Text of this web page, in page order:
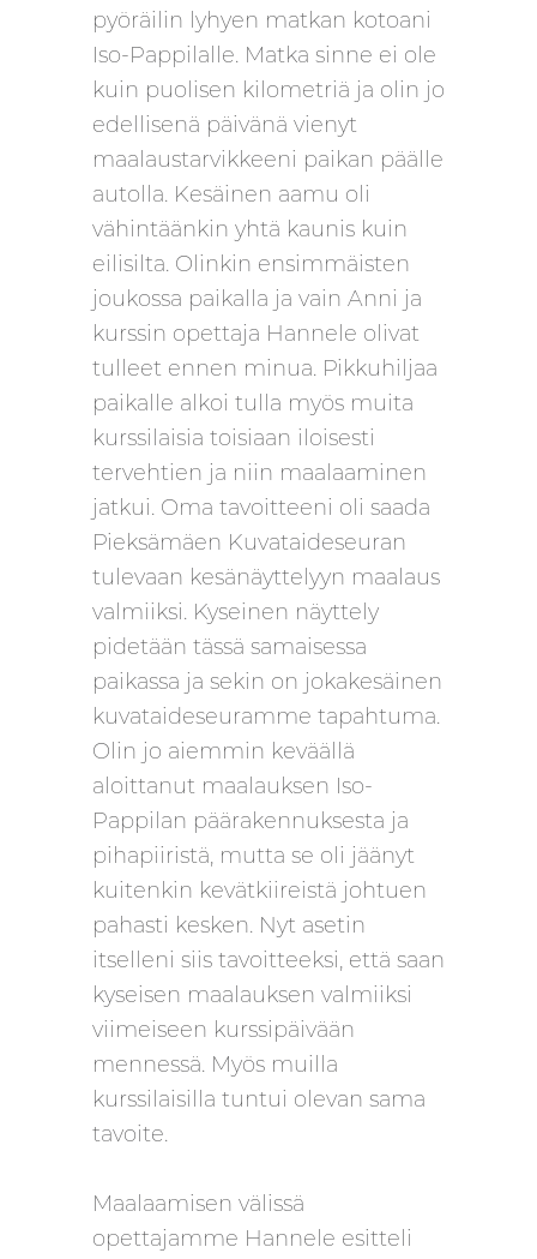
pyöräilin lyhyen matkan kotoani
Iso-Pappilalle. Matka sinne ei ole
kuin puolisen kilometriä ja olin jo
edellisenä päivänä vienyt
maalaustarvikkeeni paikan päälle
autolla. Kesäinen aamu oli
vähintäänkin yhtä kaunis kuin
eilisilta. Olinkin ensimmäisten
joukossa paikalla ja vain Anni ja
kurssin opettaja Hannele olivat
tulleet ennen minua. Pikkuhiljaa
paikalle alkoi tulla myös muita
kurssilaisia toisiaan iloisesti
tervehtien ja niin maalaaminen
jatkui. Oma tavoitteeni oli saada
Pieksämäen Kuvataideseuran
tulevaan kesänäyttelyyn maalaus
valmiiksi. Kyseinen näyttely
pidetään tässä samaisessa
paikassa ja sekin on jokakesäinen
kuvataideseuramme tapahtuma.
Olin jo aiemmin keväällä
aloittanut maalauksen Iso-
Pappilan päärakennuksesta ja
pihapiiristä, mutta se oli jäänyt
kuitenkin kevätkiireistä johtuen
pahasti kesken. Nyt asetin
itselleni siis tavoitteeksi, että saan
kyseisen maalauksen valmiiksi
viimeiseen kurssipäivään
mennessä. Myös muilla
kurssilaisilla tuntui olevan sama
tavoite.
Maalaamisen välissä
opettajamme Hannele esitteli